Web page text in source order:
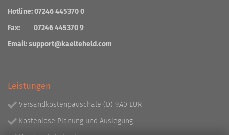
Hotline: 07246 445370 0
Fax: 07246 445370 9
Email:support@kaelteheld.com
Leistungen
Versandkostenpauschale (D) 9.40 EUR
Kostenlose Planung und Auslegung